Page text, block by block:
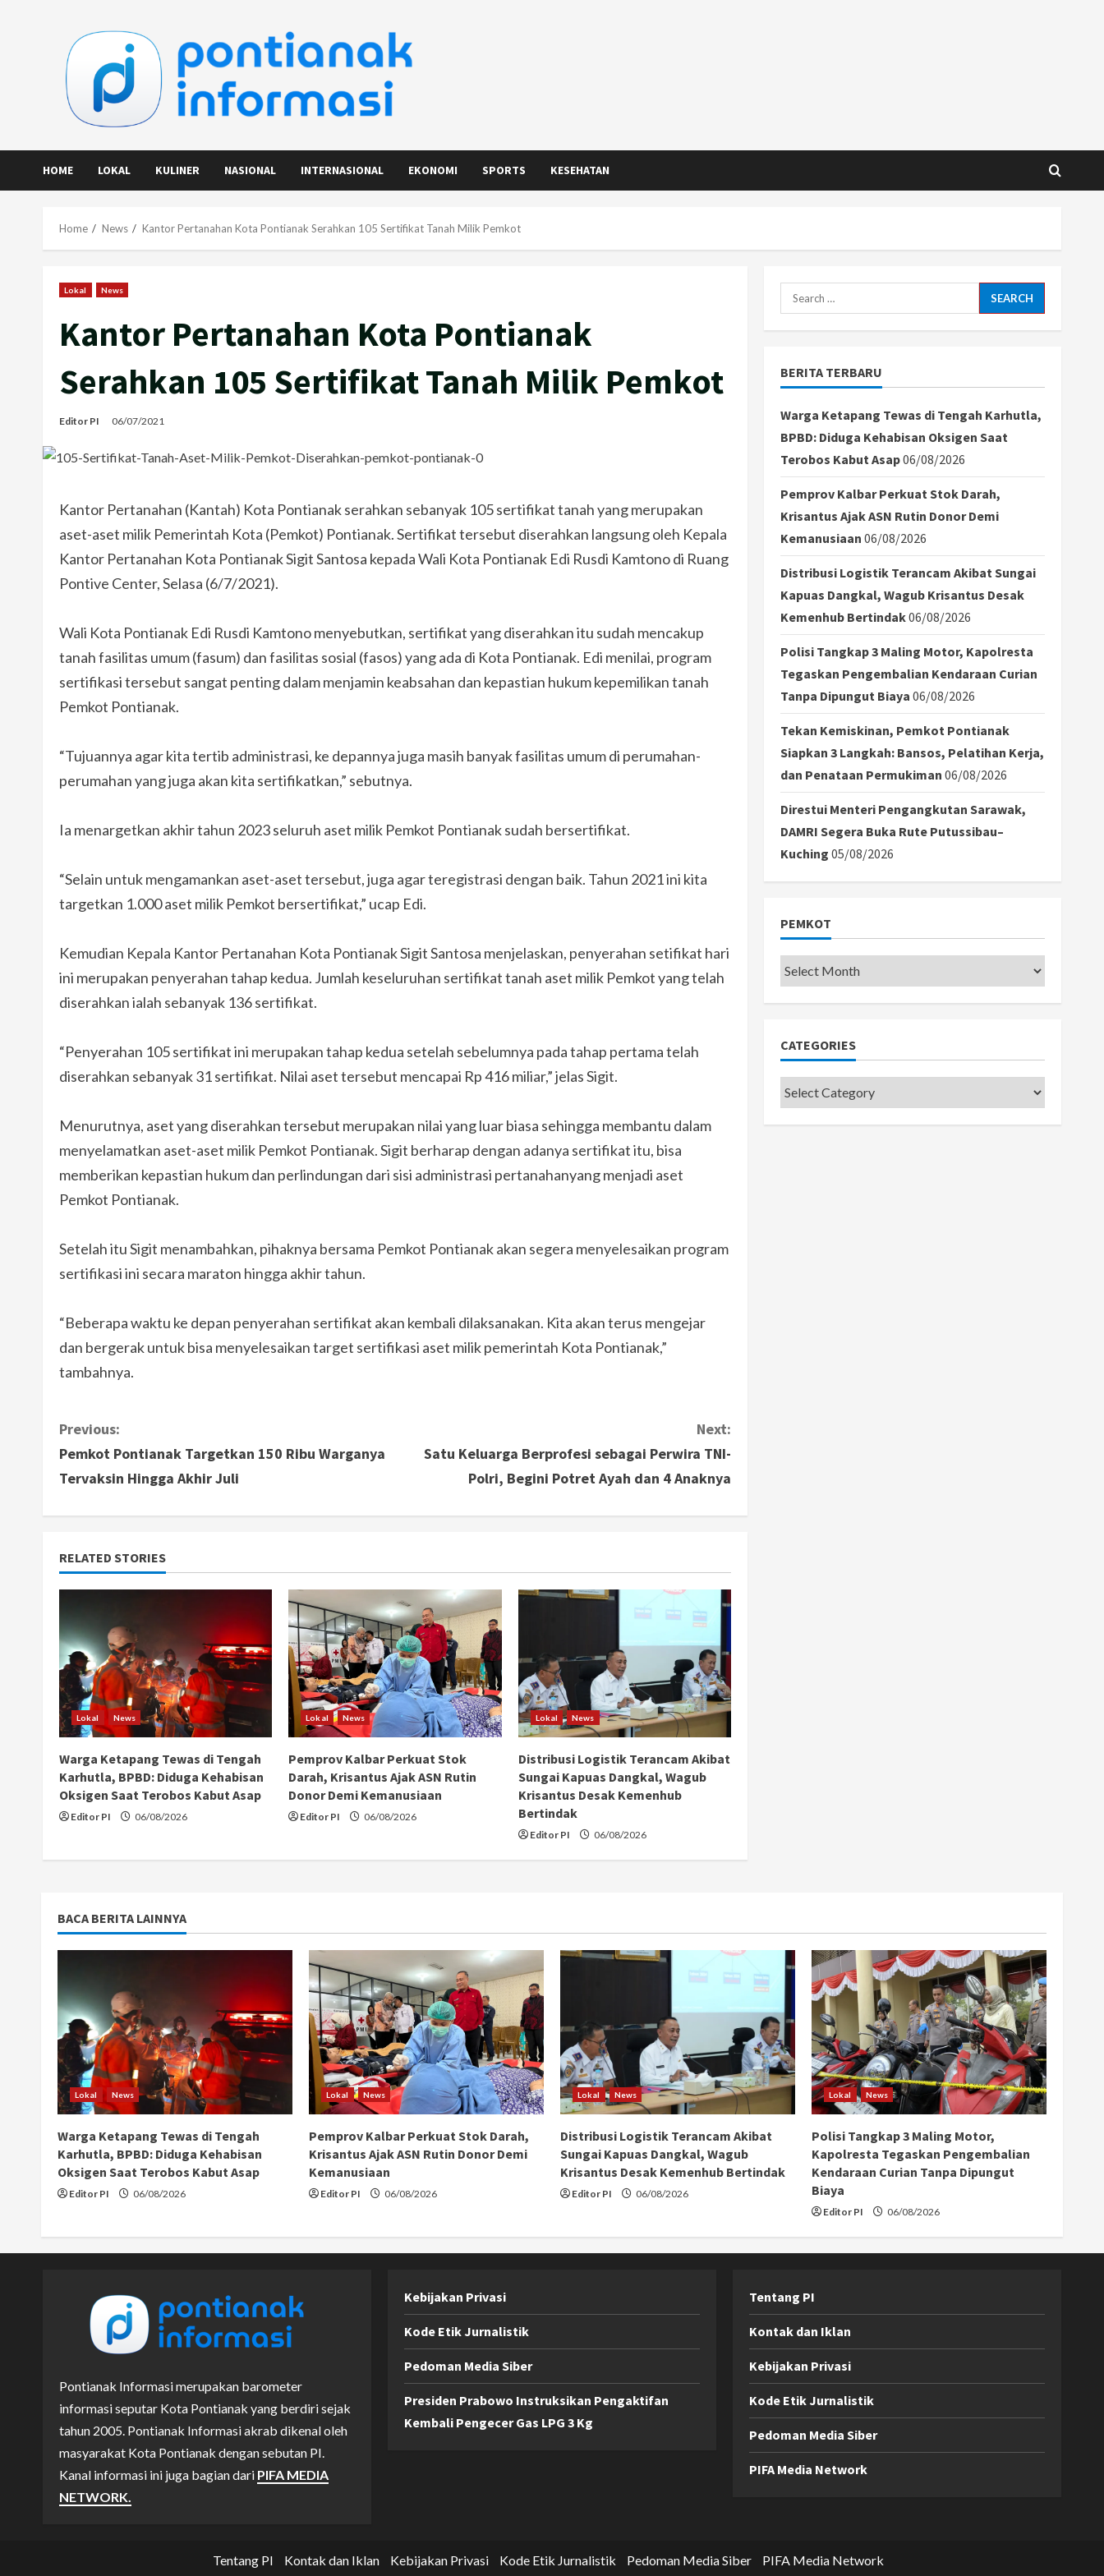
HOME LOKAL KULINER NASIONAL INTERNASIONAL EKONOMI SPORTS KESEHATAN
Home News Kantor Pertanahan Kota Pontianak Serahkan 105 Sertifikat Tanah Milik Pemkot
Lokal News
Kantor Pertanahan Kota Pontianak
Serahkan 105 Sertifikat Tanah Milik Pemkot
Editor PI 06/07/2021
Kantor Pertanahan (Kantah) Kota Pontianak serahkan sebanyak 105 sertifikat tanah yang merupakan
aset-aset milik Pemerintah Kota (Pemkot) Pontianak. Sertifikat tersebut diserahkan langsung oleh Kepala
Kantor Pertanahan Kota Pontianak Sigit Santosa kepada Wali Kota Pontianak Edi Rusdi Kamtono di Ruang
Pontive Center, Selasa (6/7/2021).
Wali Kota Pontianak Edi Rusdi Kamtono menyebutkan, sertifikat yang diserahkan itu sudah mencakup
tanah fasilitas umum (fasum) dan fasilitas sosial (fasos) yang ada di Kota Pontianak. Edi menilai, program
sertifikasi tersebut sangat penting dalam menjamin keabsahan dan kepastian hukum kepemilikan tanah
Pemkot Pontianak.
“Tujuannya agar kita tertib administrasi, ke depannya juga masih banyak fasilitas umum di perumahan-
perumahan yang juga akan kita sertifikatkan,” sebutnya.
Ia menargetkan akhir tahun 2023 seluruh aset milik Pemkot Pontianak sudah bersertifikat.
“Selain untuk mengamankan aset-aset tersebut, juga agar teregistrasi dengan baik. Tahun 2021 ini kita
targetkan 1.000 aset milik Pemkot bersertifikat,” ucap Edi.
Kemudian Kepala Kantor Pertanahan Kota Pontianak Sigit Santosa menjelaskan, penyerahan setifikat hari
ini merupakan penyerahan tahap kedua. Jumlah keseluruhan sertifikat tanah aset milik Pemkot yang telah
diserahkan ialah sebanyak 136 sertifikat.
“Penyerahan 105 sertifikat ini merupakan tahap kedua setelah sebelumnya pada tahap pertama telah
diserahkan sebanyak 31 sertifikat. Nilai aset tersebut mencapai Rp 416 miliar,” jelas Sigit.
Menurutnya, aset yang diserahkan tersebut merupakan nilai yang luar biasa sehingga membantu dalam
menyelamatkan aset-aset milik Pemkot Pontianak. Sigit berharap dengan adanya sertifikat itu, bisa
memberikan kepastian hukum dan perlindungan dari sisi administrasi pertanahanyang menjadi aset
Pemkot Pontianak.
Setelah itu Sigit menambahkan, pihaknya bersama Pemkot Pontianak akan segera menyelesaikan program
sertifikasi ini secara maraton hingga akhir tahun.
“Beberapa waktu ke depan penyerahan sertifikat akan kembali dilaksanakan. Kita akan terus mengejar
dan bergerak untuk bisa menyelesaikan target sertifikasi aset milik pemerintah Kota Pontianak,”
tambahnya.
C
o
i
n
u
e
R
e
a
d
g
Previous:
Pemkot Pontianak Targetkan 150 Ribu Warganya
Tervaksin Hingga Akhir Juli
Next:
Satu Keluarga Berprofesi sebagai Perwira TNI-
Polri, Begini Potret Ayah dan 4 Anaknya
RELATED STORIES
Lokal News
Warga Ketapang Tewas di Tengah
Karhutla, BPBD: Diduga Kehabisan
Oksigen Saat Terobos Kabut Asap
Editor PI 06/08/2026
Lokal News
Pemprov Kalbar Perkuat Stok
Darah, Krisantus Ajak ASN Rutin
Donor Demi Kemanusiaan
Editor PI 06/08/2026
Lokal News
Distribusi Logistik Terancam Akibat
Sungai Kapuas Dangkal, Wagub
Krisantus Desak Kemenhub
Bertindak
Editor PI 06/08/2026
Search
for:
BERITA TERBARU
Warga Ketapang Tewas di Tengah Karhutla,
BPBD: Diduga Kehabisan Oksigen Saat
Terobos Kabut Asap06/08/2026
Pemprov Kalbar Perkuat Stok Darah,
Krisantus Ajak ASN Rutin Donor Demi
Kemanusiaan 06/08/2026
Distribusi Logistik Terancam Akibat Sungai
Kapuas Dangkal, Wagub Krisantus Desak
Kemenhub Bertindak06/08/2026
Polisi Tangkap 3 Maling Motor, Kapolresta
Tegaskan Pengembalian Kendaraan Curian
Tanpa Dipungut Biaya 06/08/2026
Tekan Kemiskinan, Pemkot Pontianak
Siapkan 3 Langkah: Bansos, Pelatihan Kerja,
dan Penataan Permukiman 06/08/2026
Direstui Menteri Pengangkutan Sarawak,
DAMRI Segera Buka Rute Putussibau–
Kuching 05/08/2026
PEMKOT
Pemkot
CATEGORIES
Categories
BACA BERITA LAINNYA
Lokal News
Warga Ketapang Tewas di Tengah
Karhutla, BPBD: Diduga Kehabisan
Oksigen Saat Terobos Kabut Asap
Editor PI 06/08/2026
Lokal News
Pemprov Kalbar Perkuat Stok Darah,
Krisantus Ajak ASN Rutin Donor Demi
Kemanusiaan
Editor PI 06/08/2026
Lokal News
Distribusi Logistik Terancam Akibat
Sungai Kapuas Dangkal, Wagub
Krisantus Desak Kemenhub Bertindak
Editor PI 06/08/2026
Lokal News
Polisi Tangkap 3 Maling Motor,
Kapolresta Tegaskan Pengembalian
Kendaraan Curian Tanpa Dipungut
Biaya
Editor PI 06/08/2026
Pontianak Informasi merupakan barometer
informasi seputar Kota Pontianak yang berdiri sejak
tahun 2005. Pontianak Informasi akrab dikenal oleh
masyarakat Kota Pontianak dengan sebutan PI.
Kanal informasi ini juga bagian dari PIFA MEDIA
NETWORK.
Kebijakan Privasi
Kode Etik Jurnalistik
Pedoman Media Siber
Presiden Prabowo Instruksikan Pengaktifan
Kembali Pengecer Gas LPG 3 Kg
Tentang PI
Kontak dan Iklan
Kebijakan Privasi
Kode Etik Jurnalistik
Pedoman Media Siber
PIFA Media Network
Tentang PI Kontak dan Iklan Kebijakan Privasi Kode Etik Jurnalistik Pedoman Media Siber PIFA Media Network